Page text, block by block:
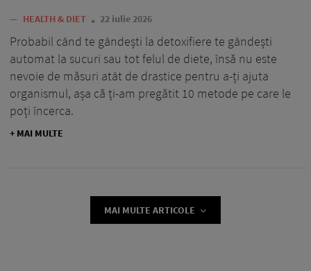
— HEALTH & DIET 22 iulie 2026
Probabil când te gândești la detoxifiere te gândești
automat la sucuri sau tot felul de diete, însă nu este
nevoie de măsuri atât de drastice pentru a-ți ajuta
organismul, așa că ți-am pregătit 10 metode pe care le
poți încerca.
+ MAI MULTE
MAI MULTE ARTICOLE